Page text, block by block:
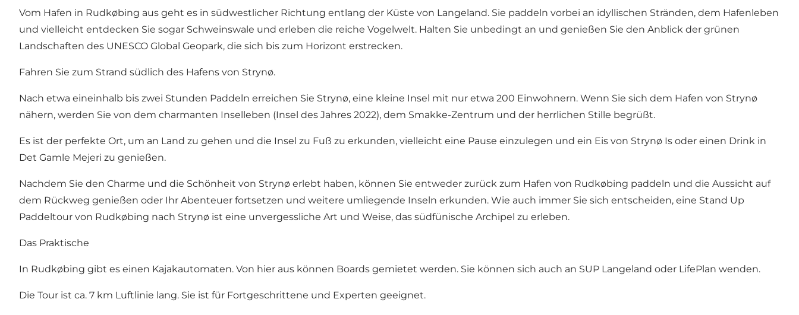
Vom Hafen in Rudkøbing aus geht es in südwestlicher Richtung entlang der Küste von Langeland. Sie paddeln vorbei an idyllischen Stränden, dem Hafenleben
und vielleicht entdecken Sie sogar Schweinswale und erleben die reiche Vogelwelt. Halten Sie unbedingt an und genießen Sie den Anblick der grünen
Landschaften des UNESCO Global Geopark, die sich bis zum Horizont erstrecken.
Fahren Sie zum Strand südlich des Hafens von Strynø.
Nach etwa eineinhalb bis zwei Stunden Paddeln erreichen Sie Strynø, eine kleine Insel mit nur etwa 200 Einwohnern. Wenn Sie sich dem Hafen von Strynø
nähern, werden Sie von dem charmanten Inselleben (Insel des Jahres 2022), dem Smakke-Zentrum und der herrlichen Stille begrüßt.
Es ist der perfekte Ort, um an Land zu gehen und die Insel zu Fuß zu erkunden, vielleicht eine Pause einzulegen und ein Eis von Strynø Is oder einen Drink in
Det Gamle Mejeri zu genießen.
Nachdem Sie den Charme und die Schönheit von Strynø erlebt haben, können Sie entweder zurück zum Hafen von Rudkøbing paddeln und die Aussicht auf
dem Rückweg genießen oder Ihr Abenteuer fortsetzen und weitere umliegende Inseln erkunden. Wie auch immer Sie sich entscheiden, eine Stand Up
Paddeltour von Rudkøbing nach Strynø ist eine unvergessliche Art und Weise, das südfünische Archipel zu erleben.
Das Praktische
In Rudkøbing gibt es einen Kajakautomaten. Von hier aus können Boards gemietet werden. Sie können sich auch an SUP Langeland oder LifePlan wenden.
Die Tour ist ca. 7 km Luftlinie lang. Sie ist für Fortgeschrittene und Experten geeignet.